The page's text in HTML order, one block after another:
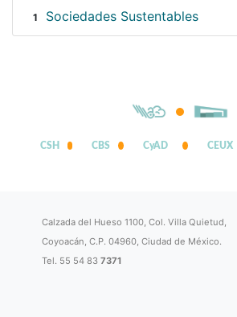
1 Sociedades Sustentables
CSH CBS CyAD CEUX
Calzada del Hueso 1100, Col. Villa Quietud,
Coyoacán, C.P. 04960, Ciudad de México.
Tel. 55 54 837371